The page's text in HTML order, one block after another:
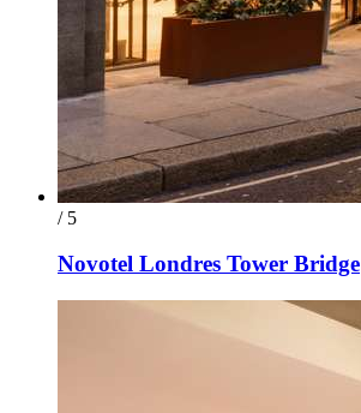
/ 5
Novotel Londres Tower Bridge